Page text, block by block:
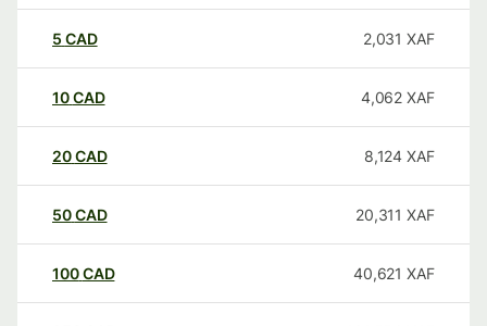
5 CAD 2,031 XAF
10CAD 4,062 XAF
20CAD 8,124 XAF
50CAD 20,311 XAF
100CAD 40,621 XAF